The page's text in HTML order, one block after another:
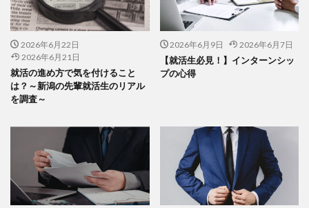
2026年6月22日
2026年6月21日
就活の進め方で気を付けること
は？～新潟の先輩就活生のリアル
を調査～
2026年6月9日 2026年6月7日
【就活生必見！】インターンシッ
プの心得